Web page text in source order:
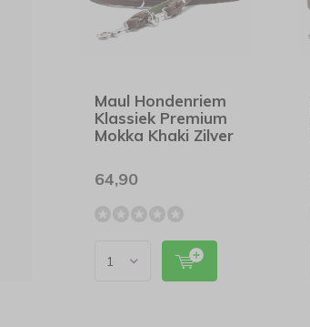
Maul Hondenriem
Klassiek Premium
Mokka Khaki Zilver
64,90